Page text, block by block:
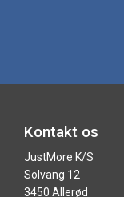
Kontakt os
JustMore K/S
Solvang 12
3450 Allerød